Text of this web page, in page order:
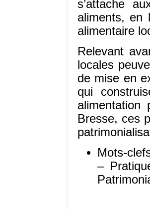
s’attache
aliments, en
alimentaire
Relevant
locales
de mise en
qui
Bresse, ces
Mots-
–